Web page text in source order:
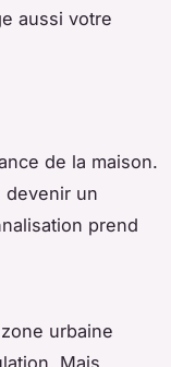
aussi votre
de la maison.
devenir un
prend
urbaine